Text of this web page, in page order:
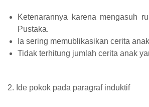
Ketenarannya karena mengasuh
Pustaka.
Ia sering memublikasikan cerita
Tidak terhitung jumlah cerita anak
2. Ide pokok pada paragraf induktif